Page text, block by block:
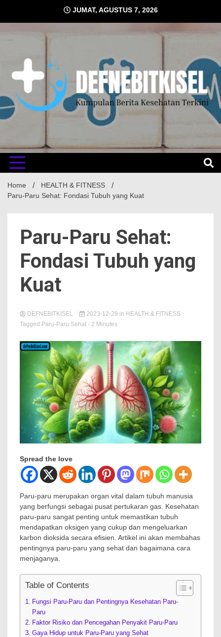
content
JUMAT, AGUSTUS 7, 2026
Home
HEALTH & FITNESS
Paru-Paru Sehat: Fondasi Tubuh yang Kuat
Paru-Paru Sehat:
Fondasi Tubuh yang
Kuat
DEFNEBITKISEL 2023-12-29 in HEALTH & FITNESS
Tagged Paru-Paru Sehat - 2 Minutes
Spread the love
Paru-paru merupakan organ vital dalam tubuh manusia
yang berfungsi sebagai pusat pertukaran gas. Kesehatan
paru-paru sangat penting untuk memastikan tubuh
mendapatkan oksigen yang cukup dan mengeluarkan
karbon dioksida secara efisien. Artikel ini akan membahas
pentingnya paru-paru yang sehat dan bagaimana cara
menjaganya.
Table of Contents
Fungsi Paru-Paru dan Pentingnya Kesehatan Paru-
Paru
Faktor Risiko dan Pencegahan Penyakit Paru-Paru
Gaya Hidup untuk Paru-Paru yang Sehat